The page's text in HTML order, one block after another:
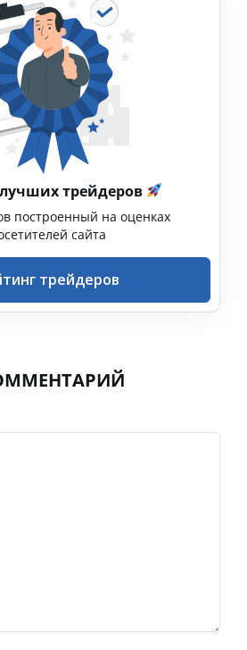
трейдеров
построенный на оценках
сайта
трейдеров